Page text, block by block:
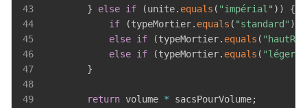
43
} else if (unite. equals ( "impérial" ) )
{
44
if (typeMortier. equals ( "standard" )
45
else if (typeMortier. equals (
46
else if (typeMortier. equals ( "léger"
47
}
48
49
return volume * sacsPourVolume;